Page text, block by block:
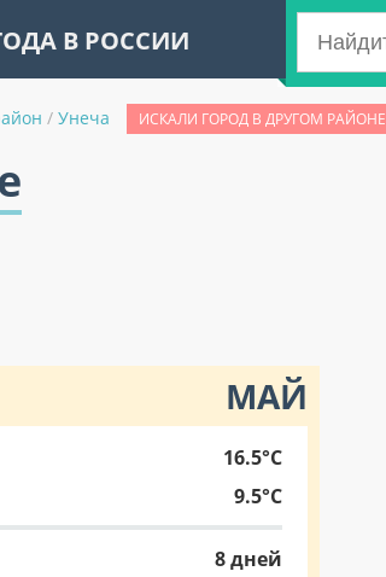
В РОССИИ
/ Унеча ИСКАЛИ ГОРОД В ДРУГОМ
МАЙ
16.5°C
9.5°C
8 дней